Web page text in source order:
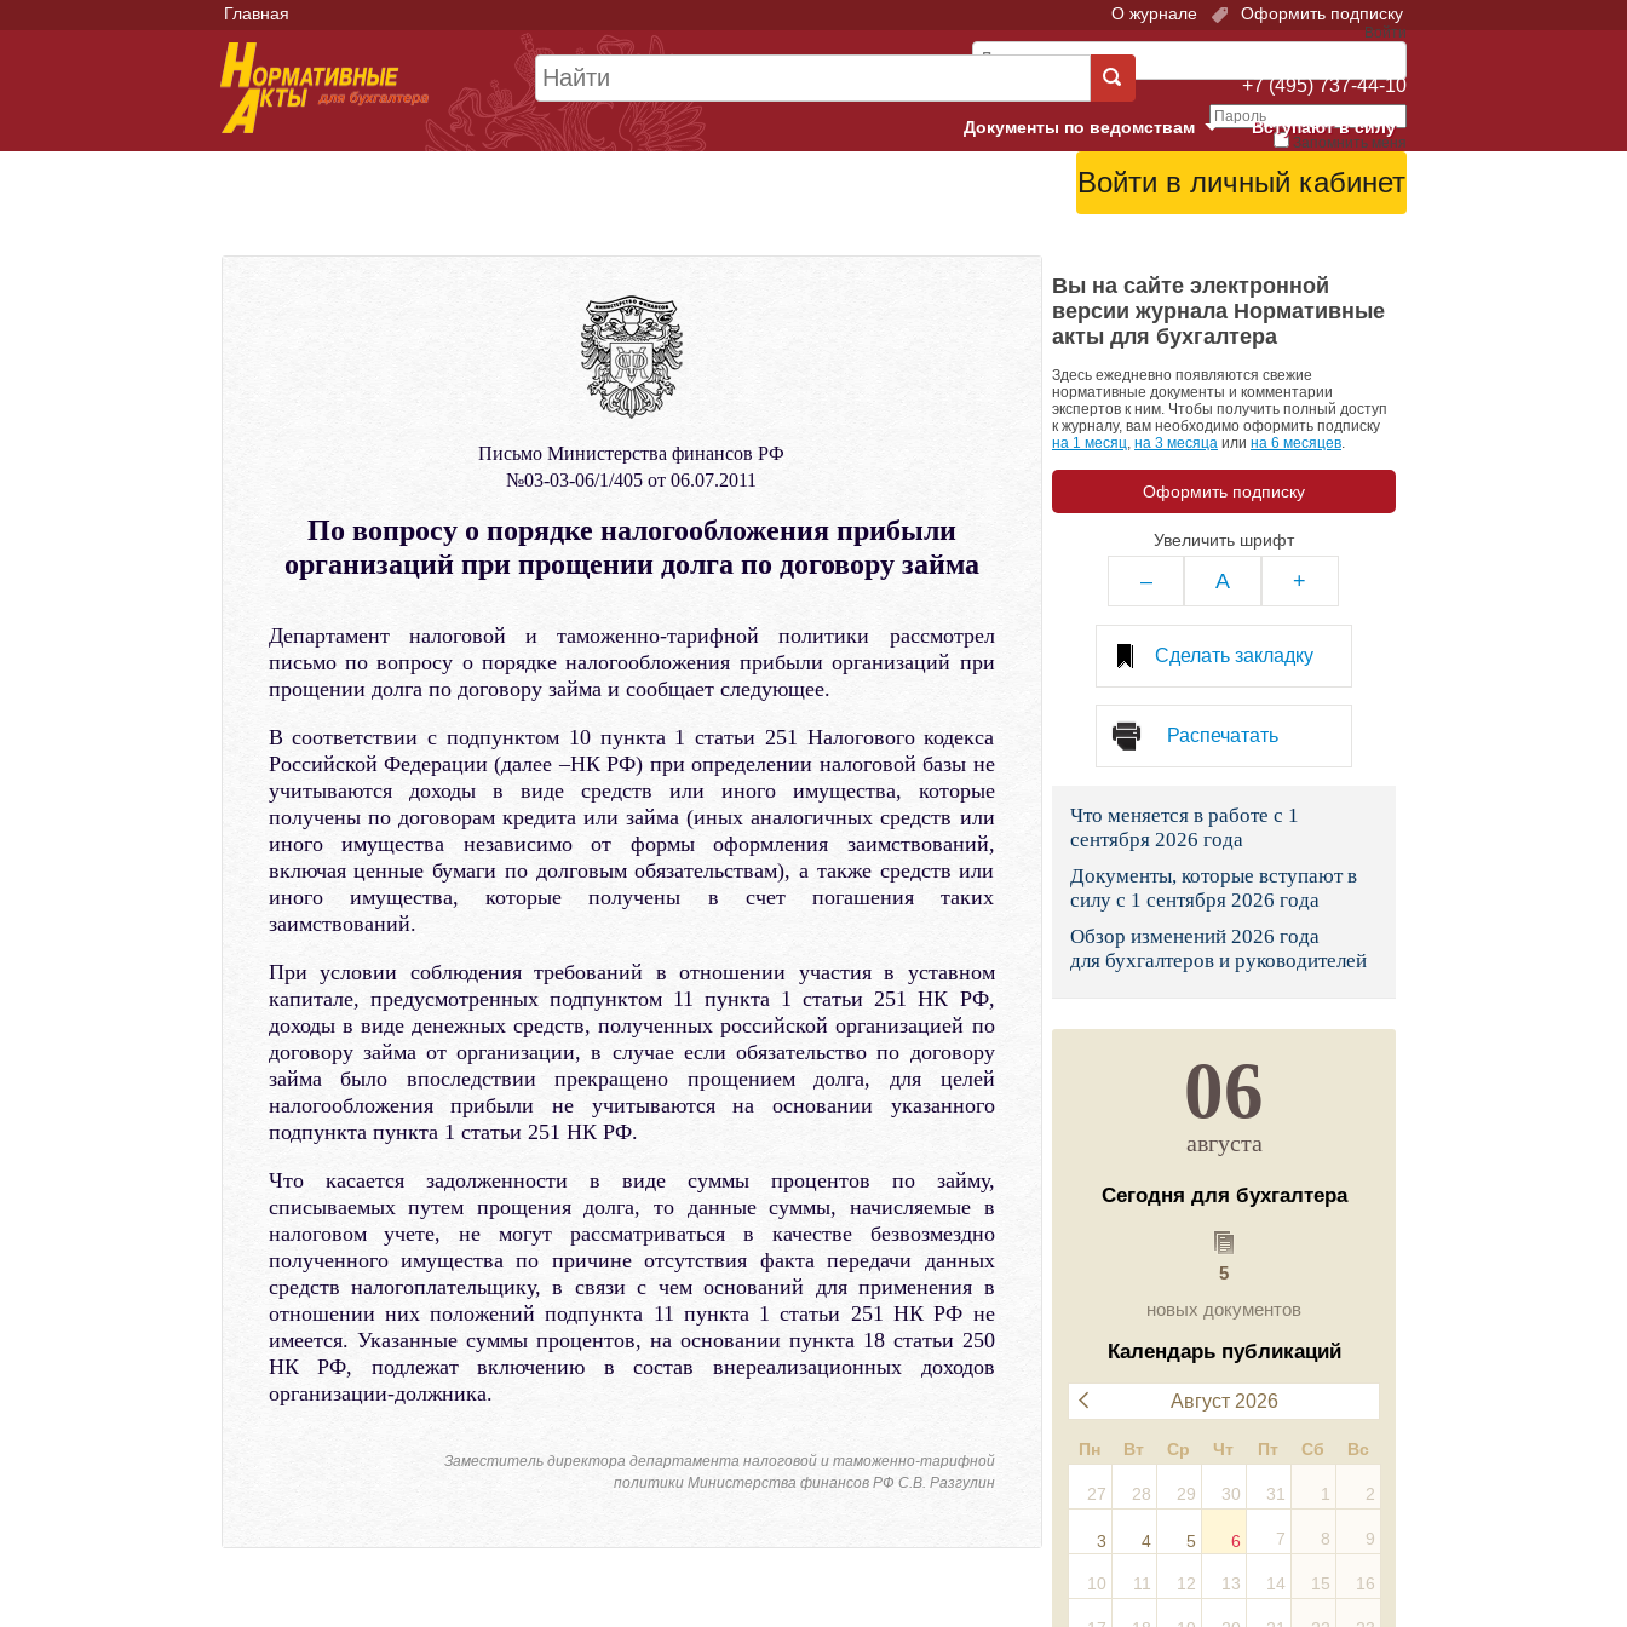
Главная О журнале Оформить подписку
Войти
Запомнить меня
+7 (495) 737-44-10
Вступают в силу
Документы по ведомствам
Арбитражные суды
Верховный Суд
Гострудинспекция в г. Москве
Конституционный Суд
Правительство
Президент: законы и указы
Роструд
Социальный фонд России
Суд общей юрисдикции
Федеральная налоговая служба
Фонд социального страхования
Письмо Министерства финансов РФ
№03-03-06/1/405 от 06.07.2011
По вопросу о порядке налогообложения прибыли
организаций при прощении долга по договору займа
Департамент налоговой и таможенно-тарифной политики рассмотрел
письмо по вопросу о порядке налогообложения прибыли организаций при
прощении долга по договору займа и сообщает следующее.
В соответствии с подпунктом 10 пункта 1 статьи 251 Налогового кодекса
Российской Федерации (далее –НК РФ) при определении налоговой базы не
учитываются доходы в виде средств или иного имущества, которые
получены по договорам кредита или займа (иных аналогичных средств или
иного имущества независимо от формы оформления заимствований,
включая ценные бумаги по долговым обязательствам), а также средств или
иного имущества, которые получены в счет погашения таких
заимствований.
При условии соблюдения требований в отношении участия в уставном
капитале, предусмотренных подпунктом 11 пункта 1 статьи 251 НК РФ,
доходы в виде денежных средств, полученных российской организацией по
договору займа от организации, в случае если обязательство по договору
займа было впоследствии прекращено прощением долга, для целей
налогообложения прибыли не учитываются на основании указанного
подпункта пункта 1 статьи 251 НК РФ.
Что касается задолженности в виде суммы процентов по займу,
списываемых путем прощения долга, то данные суммы, начисляемые в
налоговом учете, не могут рассматриваться в качестве безвозмездно
полученного имущества по причине отсутствия факта передачи данных
средств налогоплательщику, в связи с чем оснований для применения в
отношении них положений подпункта 11 пункта 1 статьи 251 НК РФ не
имеется. Указанные суммы процентов, на основании пункта 18 статьи 250
НК РФ, подлежат включению в состав внереализационных доходов
организации-должника.
Заместитель директора департамента налоговой и таможенно-тарифной
политики Министерства финансов РФ С.В. Разгулин
Вы на сайте электронной
версии журнала Нормативные
акты для бухгалтера
Здесь ежедневно появляются свежие
нормативные документы и комментарии
экспертов к ним. Чтобы получить полный доступ
к журналу, вам необходимо оформить подписку
на 1 месяц, на 3 месяца или на 6 месяцев.
Оформить подписку
Увеличить шрифт
– A +
Сделать закладку
Распечатать
Что меняется в работе с 1
сентября 2026 года
Документы, которые вступают в
силу с 1 сентября 2026 года
Обзор изменений 2026 года
для бухгалтеров и руководителей
06
августа
Сегодня для бухгалтера
5
новых документов
Календарь публикаций
Август 2026
Пн Вт Ср Чт Пт Сб Вс
27 28 29 30 31 1 2
3 4 5 6 7 8 9
10 11 12 13 14 15 16